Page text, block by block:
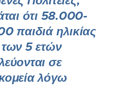
ότι 58.000-
παιδιά ηλικίας
5 ετών
σε
λόγω